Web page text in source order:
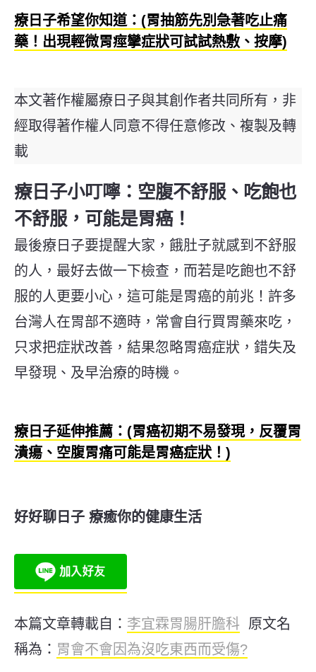
療日子希望你知道：(胃抽筋先別急著吃止痛
藥！出現輕微胃痙攣症狀可試試熱敷、按摩)
本文著作權屬療日子與其創作者共同所有，非
經取得著作權人同意不得任意修改、複製及轉
載
療日子小叮嚀：空腹不舒服、吃飽也
不舒服，可能是胃癌！
最後療日子要提醒大家，餓肚子就感到不舒服
的人，最好去做一下檢查，而若是吃飽也不舒
服的人更要小心，這可能是胃癌的前兆！許多
台灣人在胃部不適時，常會自行買胃藥來吃，
只求把症狀改善，結果忽略胃癌症狀，錯失及
早發現、及早治療的時機。
療日子延伸推薦：(胃癌初期不易發現，反覆胃
潰瘍、空腹胃痛可能是胃癌症狀！)
好好聊日子 療癒你的健康生活
本篇文章轉載自： 李宜霖胃腸肝膽科 原文名
稱為： 胃會不會因為沒吃東西而受傷?